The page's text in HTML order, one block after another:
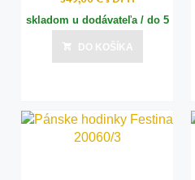
skladom u dodávateľa / do 5
dní
Posledná aktualizácia dnes o 01:01
DO KOŠÍKA